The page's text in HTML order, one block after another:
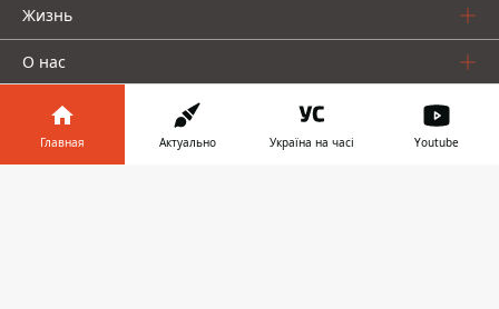
Жизнь
О нас
Главная Актуально Україна на часі Youtube